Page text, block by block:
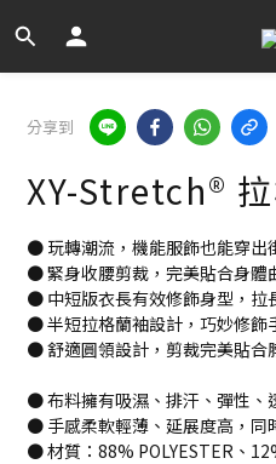
分享到
XY-Stretch®
● 玩轉潮流，機能服飾也能穿出
● 緊身收腰剪裁，完美貼合身體
● 中短版衣長有效修飾身型，拉
● 半短拉格蘭袖設計，巧妙修飾
● 舒適圓領設計，剪裁完美貼合
● 布料擁有吸濕、排汗、彈性、
● 手感柔軟輕薄、延展度高，同
● 材質：88% POLYESTER、